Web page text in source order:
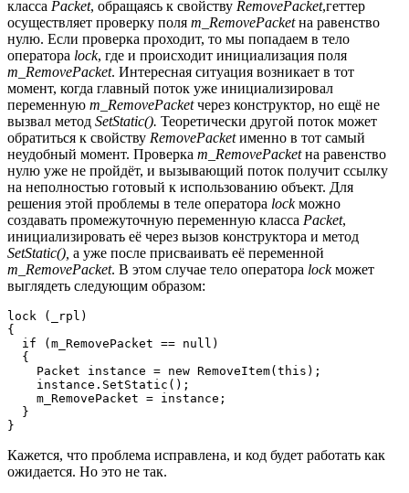
класса Packet, обращаясь к свойству RemovePacket,геттер
осуществляет проверку поля m_RemovePacketна равенство
нулю. Если проверка проходит, то мы попадаем в тело
оператора lock, где и происходит инициализация поля
m_RemovePacket. Интересная ситуация возникает в тот
момент, когда главный поток уже инициализировал
переменную m_RemovePacketчерез конструктор, но ещё не
вызвал метод SetStatic(). Теоретически другой поток может
обратиться к свойству RemovePacketименно в тот самый
неудобный момент. Проверка m_RemovePacketна равенство
нулю уже не пройдёт, и вызывающий поток получит ссылку
на неполностью готовый к использованию объект. Для
решения этой проблемы в теле оператора lockможно
создавать промежуточную переменную класса Packet,
инициализировать её через вызов конструктора и метод
SetStatic(), а уже после присваивать её переменной
m_RemovePacket. В этом случае тело оператора lockможет
выглядеть следующим образом:
lock (_rpl)
{
  if (m_RemovePacket == null)
  {
    Packet instance = new RemoveItem(this);
    instance.SetStatic();
    m_RemovePacket = instance;
  }
}
Кажется, что проблема исправлена, и код будет работать как
ожидается. Но это не так.